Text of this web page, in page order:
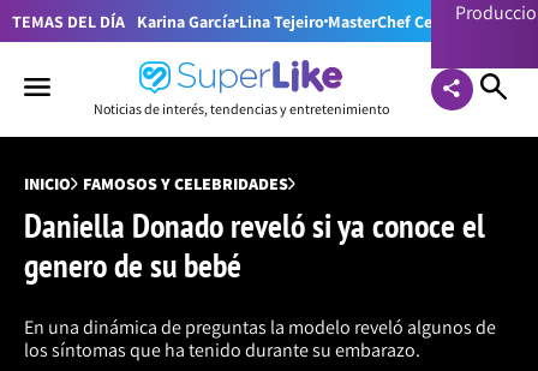
TEMAS DEL DÍA Karina García Lina Tejeiro MasterChef Celebrity
Noticias de interés, tendencias y entretenimiento
INICIO FAMOSOS Y CELEBRIDADES
Daniella Donado reveló si ya conoce el
genero de su bebé
En una dinámica de preguntas la modelo reveló algunos de
los síntomas que ha tenido durante su embarazo.